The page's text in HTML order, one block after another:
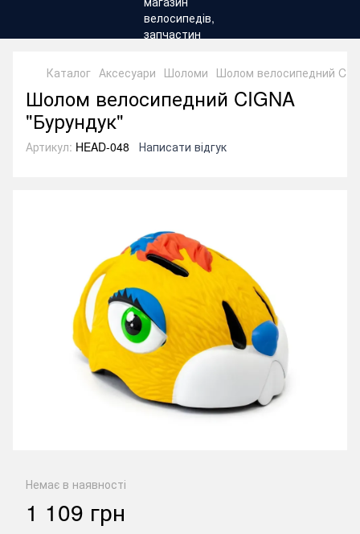
Каталог Аксесуари Шоломи Шолом велосипедний
Шолом велосипедний CIGNA
"Бурундук"
Артикул: HEAD-048 Написати відгук
Немає в наявності
1 109 грн